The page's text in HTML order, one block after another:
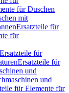
für Duschen
mit
Ersatzteile für
für
Ersatzteile für
Ersatzteile für
und
und
für Elemente für